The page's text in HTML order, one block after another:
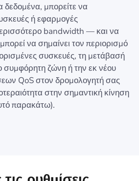
δεδομένα, μπορείτε να
ή εφαρμογές
bandwidth — και να
να σημαίνει τον περιορισμό
συσκευές, τη μετάβασή
συμφόρητη ζώνη ή την εκ νέου
QoS στον δρομολογητή σας
στην σημαντική κίνηση
παρακάτω).